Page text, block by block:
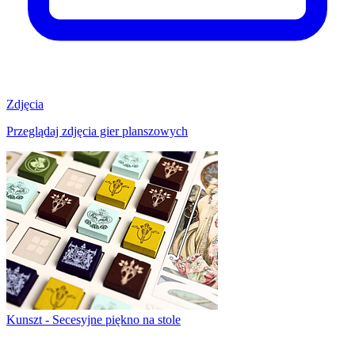
Zdjęcia
Przeglądaj zdjęcia gier planszowych
Kunszt - Secesyjne piękno na stole